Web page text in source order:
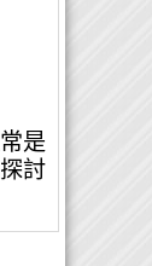
是
討